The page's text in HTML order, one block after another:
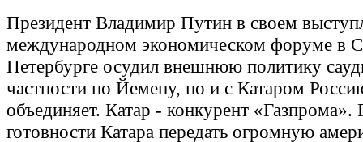
Президент Владимир Путин в своем
международном экономическом форуме в
Петербурге осудил внешнюю политику
частности по Йемену, но и с Катаром
объединяет. Катар - конкурент «Газпрома».
готовности Катара передать огромную